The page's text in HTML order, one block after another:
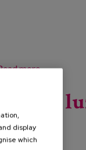
moreabout
Bizitza
more
display
which